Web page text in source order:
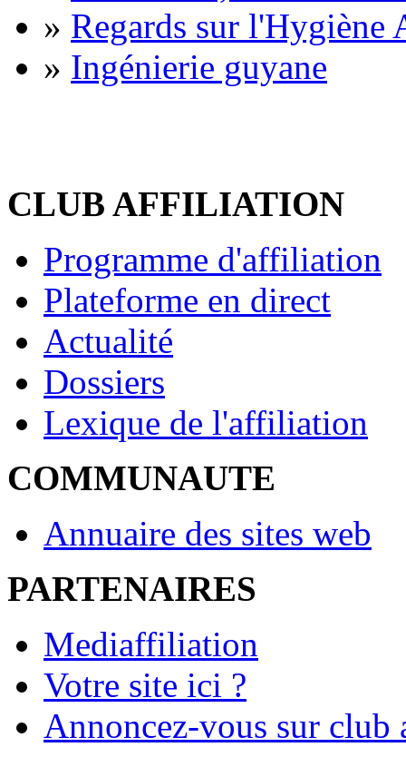
» Regards sur l'Hygiène
» Ingénierie guyane
CLUB AFFILIATION
Programme d'affiliation
Plateforme en direct
Actualité
Dossiers
Lexique de l'affiliation
COMMUNAUTE
Annuaire des sites web
PARTENAIRES
Mediaffiliation
Votre site ici ?
Annoncez-vous sur